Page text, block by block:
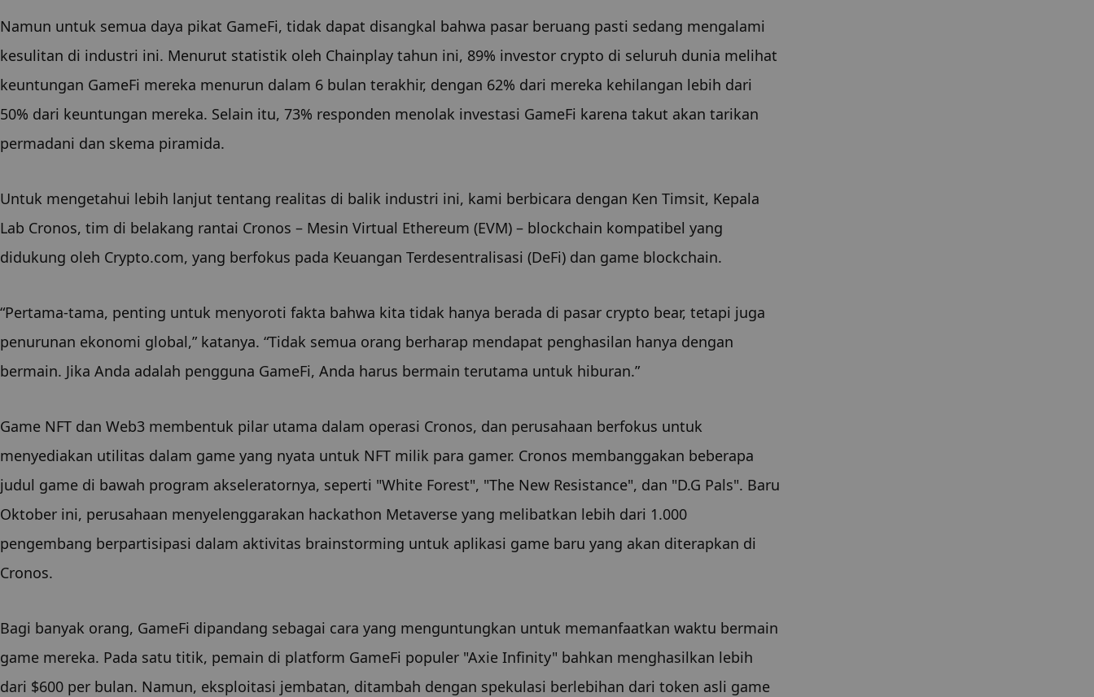
Namun untuk semua daya pikat GameFi, tidak dapat disangkal bahwa pasar beruang pasti sedang mengalami
kesulitan di industri ini. Menurut statistik oleh Chainplay tahun ini, 89% investor crypto di seluruh dunia melihat
keuntungan GameFi mereka menurun dalam 6 bulan terakhir, dengan 62% dari mereka kehilangan lebih dari
50% dari keuntungan mereka. Selain itu, 73% responden menolak investasi GameFi karena takut akan tarikan
permadani dan skema piramida.
Untuk mengetahui lebih lanjut tentang realitas di balik industri ini, kami berbicara dengan Ken Timsit, Kepala
Lab Cronos, tim di belakang rantai Cronos – Mesin Virtual Ethereum (EVM) – blockchain kompatibel yang
didukung oleh Crypto.com, yang berfokus pada Keuangan Terdesentralisasi (DeFi) dan game blockchain.
“Pertama-tama, penting untuk menyoroti fakta bahwa kita tidak hanya berada di pasar crypto bear, tetapi juga
penurunan ekonomi global,” katanya. “Tidak semua orang berharap mendapat penghasilan hanya dengan
bermain. Jika Anda adalah pengguna GameFi, Anda harus bermain terutama untuk hiburan.”
Game NFT dan Web3 membentuk pilar utama dalam operasi Cronos, dan perusahaan berfokus untuk
menyediakan utilitas dalam game yang nyata untuk NFT milik para gamer. Cronos membanggakan beberapa
judul game di bawah program akseleratornya, seperti "White Forest", "The New Resistance", dan "D.G Pals". Baru
Oktober ini, perusahaan menyelenggarakan hackathon Metaverse yang melibatkan lebih dari 1.000
pengembang berpartisipasi dalam aktivitas brainstorming untuk aplikasi game baru yang akan diterapkan di
Cronos.
Bagi banyak orang, GameFi dipandang sebagai cara yang menguntungkan untuk memanfaatkan waktu bermain
game mereka. Pada satu titik, pemain di platform GameFi populer "Axie Infinity" bahkan menghasilkan lebih
dari $600 per bulan. Namun, eksploitasi jembatan, ditambah dengan spekulasi berlebihan dari token asli game